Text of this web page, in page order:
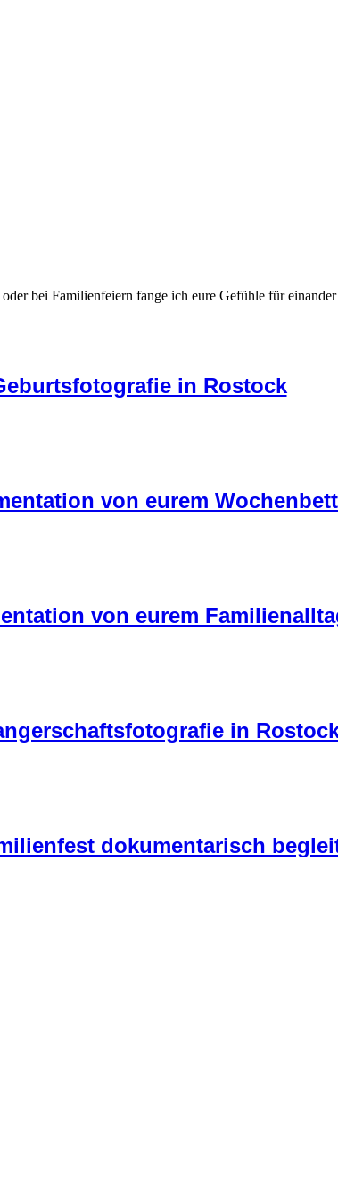
bei Familienfeiern fange ich eure Gefühle für
in Rostock
von eurem Wochenbett
von eurem
in
dokumentarisch